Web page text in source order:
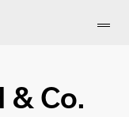
& Co.